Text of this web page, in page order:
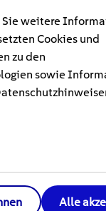
spielt dabei auch
im
Sie weitere
Cookies und
zu den
sowie
Alle